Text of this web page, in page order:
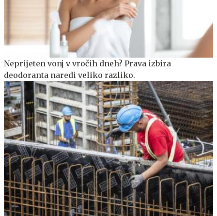
Neprijeten vonj v vročih dneh? Prava izbira
deodoranta naredi veliko razliko.